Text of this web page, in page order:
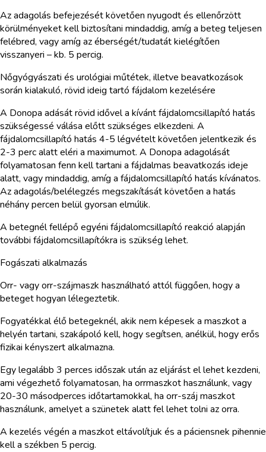
Az adagolás befejezését követően nyugodt és ellenőrzött
körülményeket kell biztosítani mindaddig, amíg a beteg teljesen
felébred, vagy amíg az éberségét/tudatát kielégítően
visszanyeri – kb. 5 percig.
Nőgyógyászati és urológiai műtétek, illetve beavatkozások
során kialakuló, rövid ideig tartó fájdalom kezelésére
A Donopa adását rövid idővel a kívánt fájdalomcsillapító hatás
szükségessé válása előtt szükséges elkezdeni. A
fájdalomcsillapító hatás 4-5 légvételt követően jelentkezik és
2-3 perc alatt eléri a maximumot. A Donopa adagolását
folyamatosan fenn kell tartani a fájdalmas beavatkozás ideje
alatt, vagy mindaddig, amíg a fájdalomcsillapító hatás kívánatos.
Az adagolás/belélegzés megszakítását követően a hatás
néhány percen belül gyorsan elmúlik.
A betegnél fellépő egyéni fájdalomcsillapító reakció alapján
további fájdalomcsillapítókra is szükség lehet.
Fogászati alkalmazás
Orr- vagy orr-szájmaszk használható attól függően, hogy a
beteget hogyan lélegeztetik.
Fogyatékkal élő betegeknél, akik nem képesek a maszkot a
helyén tartani, szakápoló kell, hogy segítsen, anélkül, hogy erős
fizikai kényszert alkalmazna.
Egy legalább 3 perces időszak után az eljárást el lehet kezdeni,
ami végezhető folyamatosan, ha orrmaszkot használunk, vagy
20-30 másodperces időtartamokkal, ha orr-száj maszkot
használunk, amelyet a szünetek alatt fel lehet tolni az orra.
A kezelés végén a maszkot eltávolítjuk és a páciensnek pihennie
kell a székben 5 percig.